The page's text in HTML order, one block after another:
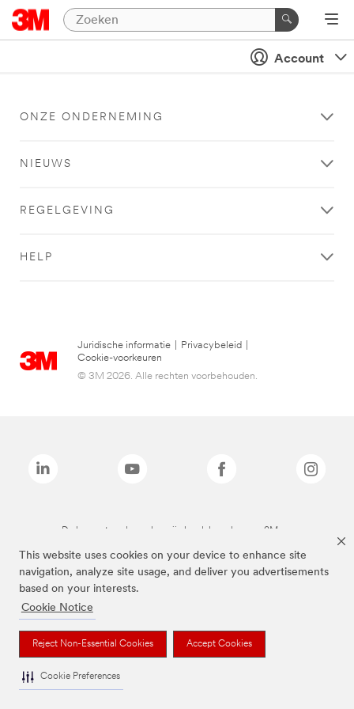
This website uses cookies on your device to enhance site
navigation, analyze site usage, and deliver you advertisements
based on your interests.
Cookie Notice
Reject Non-Essential Cookies Accept Cookies
Cookie Preferences
Account
ONZE ONDERNEMING
NIEUWS
REGELGEVING
HELP
Juridische informatie Privacybeleid
Cookie-voorkeuren
© 3M 2026. Alle rechten voorbehouden.
De bovenstaande merken zijn handelsmerken van 3M.we